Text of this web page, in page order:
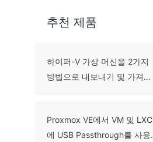
추천 제품
하이퍼-V 가상 머신을 2가지
방법으로 내보내기 및 가져오
Proxmox VE에서 VM 및 LXC
에 USB Passthrough를 사용